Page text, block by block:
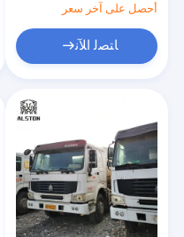
شاحنة صهريج مياه
مقطورة خزان الوقود
مقطورة مسطحة
مقطورة ذات سرير منخفض
أحصل على آخر سعر
ﺎﺘﺼﻟ ﺍﻶﻧ